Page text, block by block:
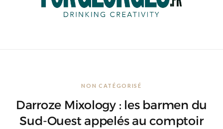
m
NON CATÉGORISÉ
Darroze Mixology : les barmen du
Sud-Ouest appelés au comptoir